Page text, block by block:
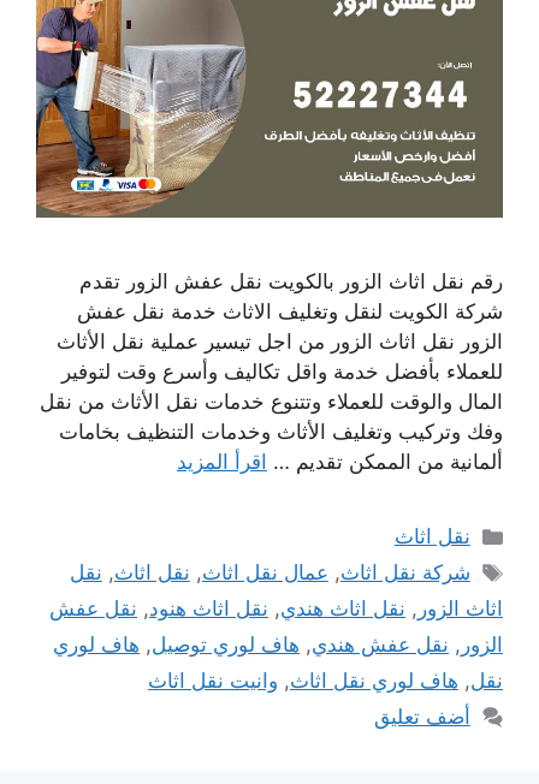
رقم نقل اثاث الزور بالكويت نقل عفش الزور تقدم
شركة الكويت لنقل وتغليف الاثاث خدمة نقل عفش
الزور نقل اثاث الزور من اجل تيسير عملية نقل الأثاث
للعملاء بأفضل خدمة واقل تكاليف وأسرع وقت لتوفير
المال والوقت للعملاء وتتنوع خدمات نقل الأثاث من نقل
وفك وتركيب وتغليف الأثاث وخدمات التنظيف بخامات
ألمانية من الممكن تقديم … اقرأ المزيد
التصنيفات
نقل اثاث
الوسوم
شركة نقل اثاث, عمال نقل اثاث, نقل اثاث, نقل
اثاث الزور , نقل اثاث هندي, نقل اثاث هنود, نقل عفش
الزور , نقل عفش هندي, هاف لوري توصيل, هاف لوري
نقل, هاف لوري نقل اثاث, وانيت نقل اثاث
أضف تعليق